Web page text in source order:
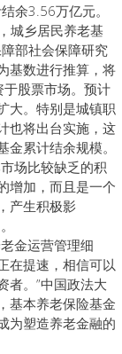
余3.56万亿元。
城乡居民养老基
部社会保障研究
基数进行推算，将
股票市场。预计
大。特别是城镇职
也将出台实施，这
累计结余规模。
场比较缺乏的积
增加，而且是一个
产生积极影
金运营管理细
在提速，相信可以
者。”中国政法大
基本养老保险基金
为塑造养老金融的